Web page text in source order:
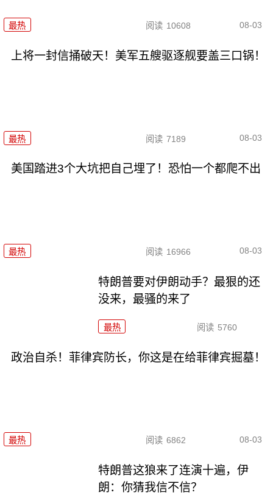
最热 阅读 10608 08-03
上将一封信捅破天！美军五艘驱逐舰要盖三口锅！
最热 阅读 7189 08-03
美国踏进3个大坑把自己埋了！恐怕一个都爬不出
最热 阅读 16966 08-03
特朗普要对伊朗动手？最狠的还
没来，最骚的来了
最热 阅读 5760
政治自杀！菲律宾防长，你这是在给菲律宾掘墓！
最热 阅读 6862 08-03
特朗普这狼来了连演十遍，伊
朗：你猜我信不信？